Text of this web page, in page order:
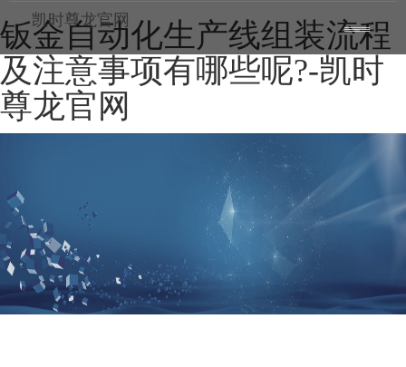
钣金自动化生产线组装流程
及注意事项有哪些呢?-凯时
尊龙官网
凯时尊龙官网
toggle
navigation
——
——
——